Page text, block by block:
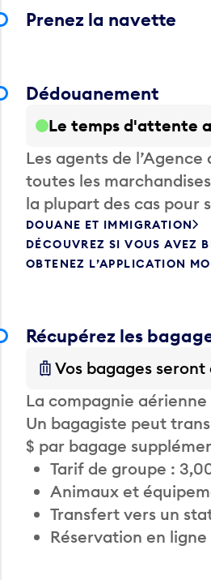
Prenez la navette
Dédouanement
Le temps d'attente
Les agents de
toutes les
la plupart des cas pour
DOUANE ET IMMIGRATION
DÉCOUVREZ SI VOUS AVEZ
OBTENEZ L’APPLICATION
Récupérez les
Vos bagages seront
La compagnie
Un bagagiste peut
$ par bagage
Tarif de groupe :
Animaux et
Transfert vers un
Réservation en